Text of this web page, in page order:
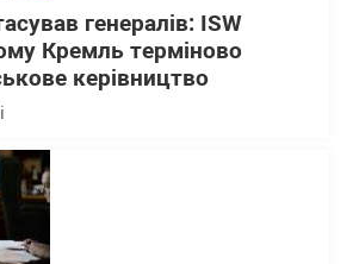
генералів: ISW
Кремль терміново
керівництво